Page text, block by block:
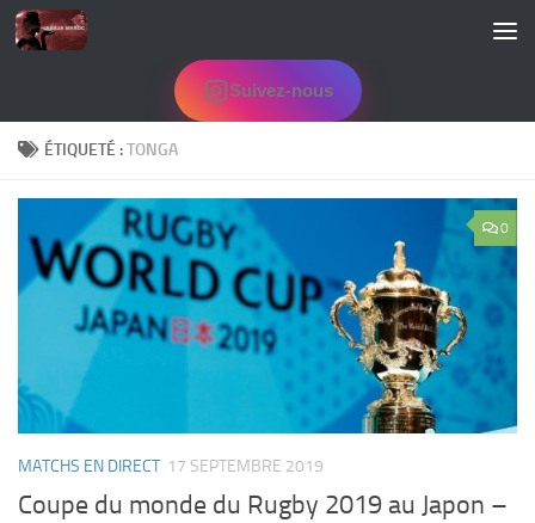
Skip to content
Suivez-nous
ÉTIQUETÉ :TONGA
0
MATCHS EN DIRECT 17 SEPTEMBRE 2019
Coupe du monde du Rugby 2019 au Japon –